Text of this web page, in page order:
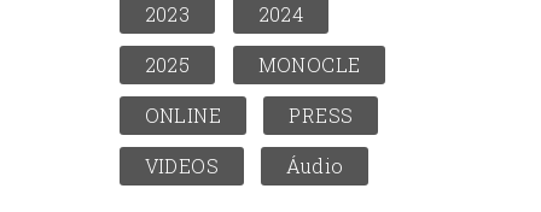
2023
2024
2025
MONOCLE
ONLINE
PRESS
VIDEOS
Áudio